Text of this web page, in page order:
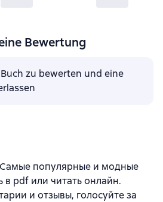
Bewertung
zu bewerten und eine
популярные и модные
в pdf или читать онлайн.
и отзывы, голосуйте за